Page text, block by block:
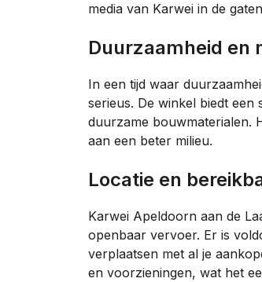
media van Karwei in de
Duurzaamheid
In een tijd waar
serieus. De winkel biedt
duurzame bouwmaterialen.
aan een beter milieu.
Locatie en
Karwei Apeldoorn aan de
openbaar vervoer. Er is
verplaatsen met al je
en voorzieningen, wat het